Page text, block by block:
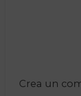
Crea un